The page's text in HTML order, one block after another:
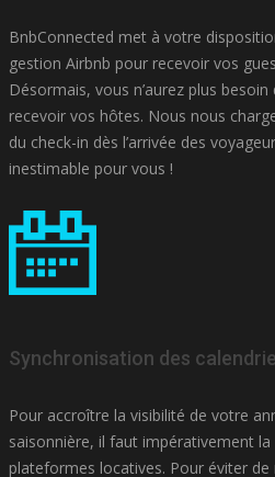
BnbConnected met à votre
gestion Airbnb pour recevoir vos
Désormais, vous n’aurez plus
recevoir vos hôtes. Nous nous
du check-in dès l’arrivée des
inestimable pour vous !
Synchronisation des
Pour accroître la visibilité de votre
saisonnière, il faut impérativement
plateformes locatives. Pour éviter